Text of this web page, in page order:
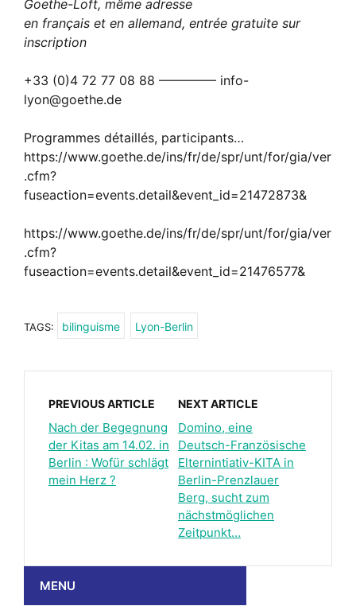
Goethe-Loft, même adresse
en français et en allemand, entrée gratuite sur
inscription
+33 (0)4 72 77 08 88 ————– info-
lyon@goethe.de
Programmes détaillés, participants…
https://www.goethe.de/ins/fr/de/spr/unt/for/gia/ver
.cfm?
fuseaction=events.detail&event_id=21472873&
https://www.goethe.de/ins/fr/de/spr/unt/for/gia/ver
.cfm?
fuseaction=events.detail&event_id=21476577&
TAGS: bilinguisme Lyon-Berlin
PREVIOUS ARTICLE
Nach der Begegnung
der Kitas am 14.02. in
Berlin : Wofür schlägt
mein Herz ?
NEXT ARTICLE
Domino, eine
Deutsch-Französische
Elternintiativ-KITA in
Berlin-Prenzlauer
Berg, sucht zum
nächstmöglichen
Zeitpunkt…
MENU